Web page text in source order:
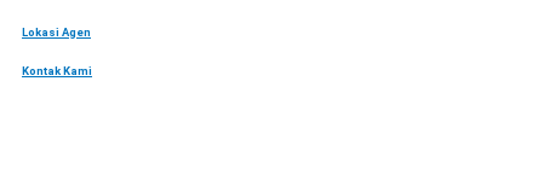
Lokasi Agen
Kontak Kami